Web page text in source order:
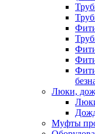
Люки,
Муфты